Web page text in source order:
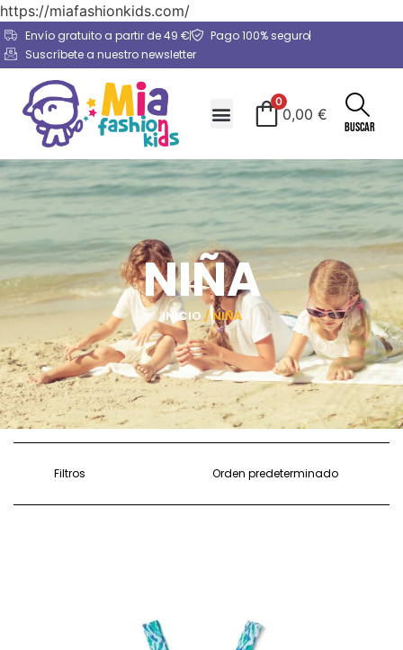
https://miafashionkids.com/
Envío gratuito a partir de 49 €
Pago 100% seguro
Suscríbete a nuestro newsletter
0
0,00 €
Buscar
NIÑA
INICIO / NIÑA
Filtros